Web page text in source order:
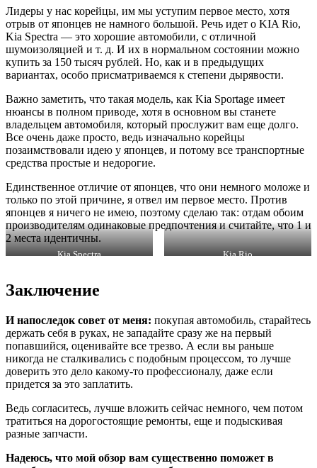
Лидеры у нас корейцы, им мы уступим первое место, хотя
отрыв от японцев не намного большой. Речь идет о KIA Rio,
Kia Spectra — это хорошие автомобили, с отличной
шумоизоляцией и т. д. И их в нормальном состоянии можно
купить за 150 тысяч рублей. Но, как и в предыдущих
вариантах, особо присматриваемся к степени дырявости.
Важно заметить, что такая модель, как Kia Sportage имеет
нюансы в полном приводе, хотя в основном вы станете
владельцем автомобиля, который прослужит вам еще долго.
Все очень даже просто, ведь изначально корейцы
позаимствовали идею у японцев, и потому все транспортные
средства простые и недорогие.
Единственное отличие от японцев, что они немного моложе и
только по этой причине, я отвел им первое место. Против
японцев я ничего не имею, поэтому сделаю так: отдам обоим
производителям одинаковые предпочтения и считайте, что 1 и
2 места идентичны.
Kia Spectra Kia Rio
Заключение
И напоследок совет от меня: покупая автомобиль, старайтесь
держать себя в руках, не западайте сразу же на первый
попавшийся, оценивайте все трезво. А если вы раньше
никогда не сталкивались с подобным процессом, то лучше
доверить это дело какому-то профессионалу, даже если
придется за это заплатить.
Ведь согласитесь, лучше вложить сейчас немного, чем потом
тратиться на дорогостоящие ремонты, еще и подыскивая
разные запчасти.
Надеюсь, что мой обзор вам существенно поможет в